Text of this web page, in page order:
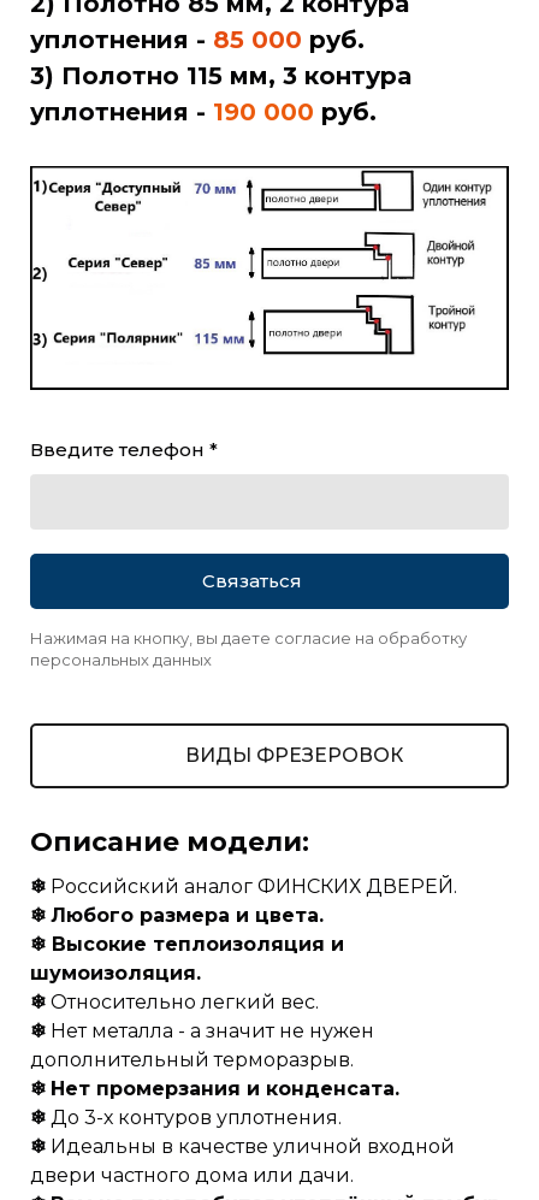
уплотнения - 85 000 руб.
3) Полотно 115 мм, 3 контура
уплотнения - 190 000 руб.
Введите телефон *
Связаться
Нажимая на кнопку, вы даете согласие на обработку
персональных данных
ВИДЫ ФРЕЗЕРОВОК
Описание модели:
❄ Российский аналог ФИНСКИХ ДВЕРЕЙ.
❄ Любого размера и цвета.
❄ Высокие теплоизоляция и
шумоизоляция.
❄ Относительно легкий вес.
❄ Нет металла - а значит не нужен
дополнительный терморазрыв.
❄ Нет промерзания и конденсата.
❄ До 3-х контуров уплотнения.
❄ Идеальны в качестве уличной входной
двери частного дома или дачи.